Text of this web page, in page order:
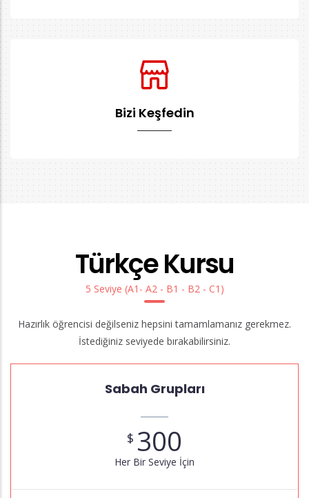
Bizi Keşfedin
Türkçe Kursu
5 Seviye (A1- A2 - B1 - B2 - C1)
Hazırlık öğrencisi değilseniz hepsini tamamlamanız gerekmez.
İstediğiniz seviyede bırakabilirsiniz.
Sabah Grupları
$ 300
Her Bir Seviye İçin